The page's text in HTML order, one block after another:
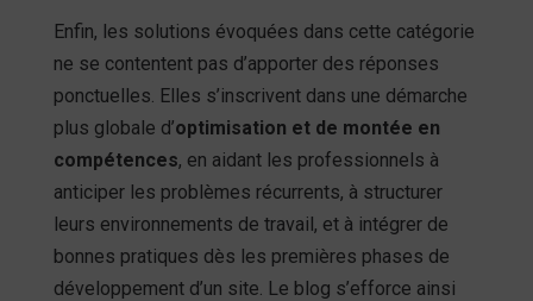
Enfin, les solutions évoquées dans cette catégorie
ne se contentent pas d’apporter des réponses
ponctuelles. Elles s’inscrivent dans une démarche
plus globale d’optimisation et de montée en
compétences, en aidant les professionnels à
anticiper les problèmes récurrents, à structurer
leurs environnements de travail, et à intégrer de
bonnes pratiques dès les premières phases de
développement d’un site. Le blog s’efforce ainsi